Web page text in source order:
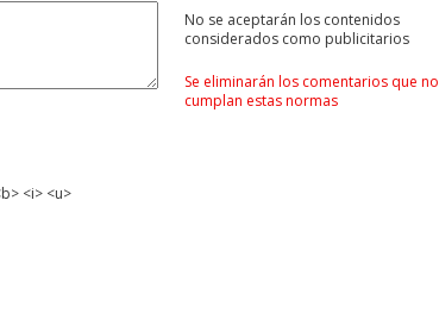
No se aceptarán los contenidos
considerados como publicitarios
Se eliminarán los comentarios que no
cumplan estas normas
<i> <u>